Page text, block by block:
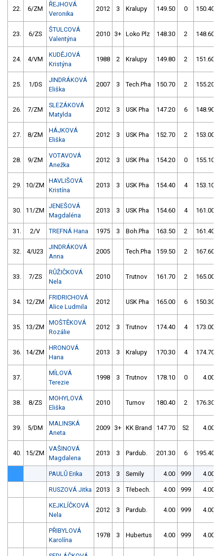
22. 6/ZM
ŘEJHOVÁ
Veronika
2012 3 Kralupy 149.50 0 150.40
23. 6/ZS
ŠTULCOVÁ
Valentýna
2010 3+ Loko Plz 148.30 2 148.60
24. 4/VM
KUDĚJOVÁ
Kristýna
1988 2 Kralupy 149.80 2 151.60
25. 1/DS
JINDRÁKOVÁ
Eliška
2007 3 Tech.Pha 150.70 2 155.20
26. 7/ZM
SLEZÁKOVÁ
Matylda
2012 3 USK Pha 147.20 6 148.90
27. 8/ZM
HÁJKOVÁ
Eliška
2012 3 USK Pha 152.70 2 153.00
28. 9/ZM
VOTAVOVÁ
Anežka
2012 3 USK Pha 154.20 0 155.10
29. 10/ZM
HAVLIŠOVÁ
Kristína
2013 3 USK Pha 154.40 4 153.10
30. 11/ZM
JENEŠOVÁ
Magdaléna
2013 3 USK Pha 154.60 4 161.00
31. 2/V TREFNÁ Hana 1975 3 Boh.Pha 163.50 2 161.40
32. 4/U23
JINDRÁKOVÁ
Anna
2005 Tech.Pha 159.50 2 167.60
33. 7/ZS
RŮŽIČKOVÁ
Nela
2010 Trutnov 161.70 2 165.00
34. 12/ZM
FRIDRICHOVÁ
Alice Ludmila
2012 USK Pha 165.00 6 150.30
35. 13/ZM
MOŠTĚKOVÁ
Rozálie
2012 3 Trutnov 174.40 4 173.00
36. 14/ZM
HRONOVÁ
Hana
2013 3 Kralupy 170.30 4 174.70
37.
MÍLOVÁ
Terezie
1998 3 Trutnov 178.10 0 4.00
38. 8/ZS
MOHYLOVÁ
Eliška
2010 Turnov 180.40 2 176.30
39. 5/DM
MALINSKÁ
Aneta
2009 3+ KK Brand 147.70 52 4.00
40. 15/ZM
VAŠINOVÁ
Magdalena
2013 3 Pardub. 201.30 6 195.40
PAULŮ Erika 2013 3 Semily 4.00 999 4.00
RUSZOVÁ Jitka 2013 3 Třebech. 4.00 999 4.00
KEJKLÍČKOVÁ
Nela
2012 3 Pardub. 4.00 999 4.00
PŘIBYLOVÁ
Karolína
1978 3 Hubertus 4.00 999 4.00